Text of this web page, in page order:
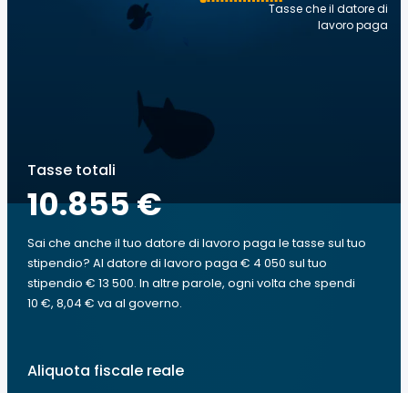
Tasse che il datore di
lavoro paga
Tasse totali
10.855 €
Sai che anche il tuo datore di lavoro paga le tasse sul tuo
stipendio? Al datore di lavoro paga € 4 050 sul tuo
stipendio € 13 500. In altre parole, ogni volta che spendi
10 €, 8,04 € va al governo.
Aliquota fiscale reale